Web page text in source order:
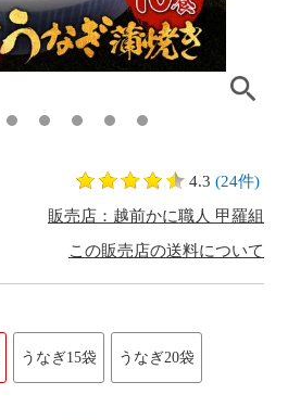
4.3 (24件)
販売店：越前かに職人 甲羅組
この販売店の送料について
うなぎ15袋 うなぎ20袋